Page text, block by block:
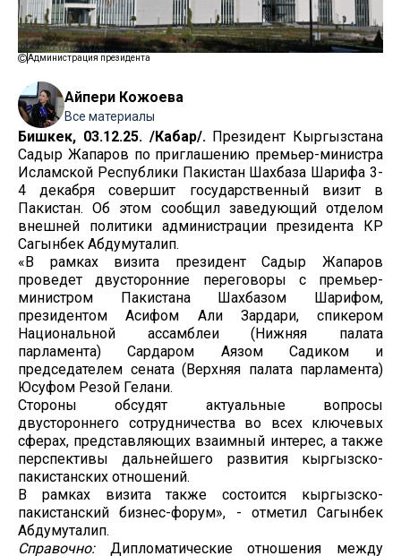
Администрация президента
Айпери Кожоева
Все материалы
Бишкек, 03.12.25. /Кабар/.Президент Кыргызстана
Садыр Жапаров по приглашению премьер-министра
Исламской Республики Пакистан Шахбаза Шарифа 3-
4 декабря совершит государственный визит в
Пакистан. Об этом сообщил заведующий отделом
внешней политики администрации президента КР
Сагынбек Абдумуталип.
«В рамках визита президент Садыр Жапаров
проведет двусторонние переговоры с премьер-
министром Пакистана Шахбазом Шарифом,
президентом Асифом Али Зардари, спикером
Национальной ассамблеи (Нижняя палата
парламента) Сардаром Аязом Садиком и
председателем сената (Верхняя палата парламента)
Юсуфом Резой Гелани.
Стороны обсудят актуальные вопросы
двустороннего сотрудничества во всех ключевых
сферах, представляющих взаимный интерес, а также
перспективы дальнейшего развития кыргызско-
пакистанских отношений.
В рамках визита также состоится кыргызско-
пакистанский бизнес-форум», - отметил Сагынбек
Абдумуталип.
Справочно:Дипломатические отношения между